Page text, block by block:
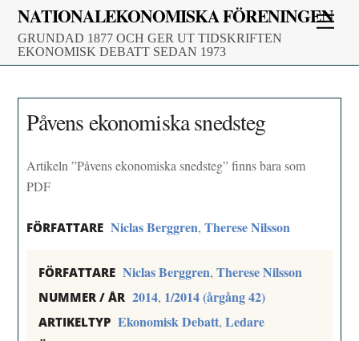
Skip
content
NATIONALEKONOMISKA FÖRENINGEN
GRUNDAD 1877 OCH GER UT TIDSKRIFTEN
EKONOMISK DEBATT SEDAN 1973
Påvens ekonomiska snedsteg
Artikeln ”Påvens ekonomiska snedsteg” finns bara som
PDF
FÖRFATTARE Niclas Berggren,Therese Nilsson
FÖRFATTARE Niclas Berggren,Therese Nilsson
NUMMER / ÅR 2014, 1/2014 (årgång 42)
ARTIKELTYP Ekonomisk Debatt,Ledare